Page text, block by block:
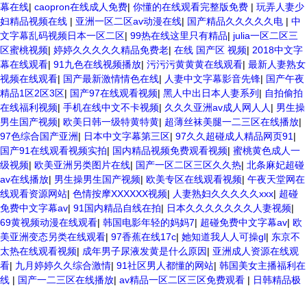
幕在线| caopron在线成人免费| 你懂的在线观看完整版免费 | 玩弄人妻少
妇精品视频在线 | 亚洲一区二区av动漫在线| 国产精品久久久久久电 | 中
文字幕乱码视频日本一区二区| 99热在线这里只有精品| julia一区二区三
区蜜桃视频| 婷婷久久久久久精品免费老| 在线 国产区 视频| 2018中文字
幕在线观看| 91九色在线视频播放| 污污污黄黄黄在线观看| 最新人妻熟女
视频在线观看| 国产最新激情情色在线| 人妻中文字幕影音先锋| 国产午夜
精品1区2区3区| 国产97在线观看视频| 黑人中出日本人妻系列 | 自拍偷拍
在线福利视频| 手机在线中文不卡视频| 久久久亚洲av成人网人人 | 男生操
男生国产视频| 欧美日韩一级特黄特黄| 超薄丝袜美腿一二三区在线播放|
97色综合国产亚洲| 日本中文字幕第三区| 97久久超碰成人精品网页91 |
国产91在线观看视频实拍| 国内精品视频免费观看视频| 蜜桃黄色成人一
级视频| 欧美亚洲另类图片在线| 国产一区二区三区久久热| 北条麻妃超碰
av在线播放| 男生操男生国产视频| 欧美专区在线观看视频| 午夜天堂网在
线观看资源网站| 色情按摩XXXXXX视频| 人妻熟妇久久久久久xxx| 超碰
免费中文字幕av| 91国内精品自线在拍| 日本久久久久久久久人妻视频|
69黄视频动漫在线观看| 韩国电影年轻的妈妈7| 超碰免费中文字幕av| 欧
美亚洲变态另类在线观看| 97香蕉在线17c| 她知道我人人可操gl| 东京不
太热在线观看视频| 成年男子尿液发黄是什么原因| 亚洲成人资源在线观
看| 九月婷婷久久综合激情| 91社区男人都懂的网站| 韩国美女主播福利在
线 | 国产一二三区在线播放| av精品一区二区三区免费观看 | 日韩精品极